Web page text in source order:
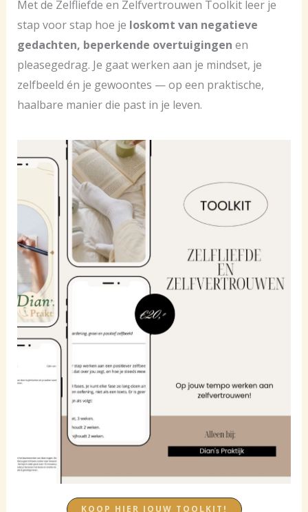
Met de Zelfliefde en Zelfvertrouwen Toolkit leer je
stap voor stap hoe je loskomt van negatieve
gedachten, beperkende overtuigingen en
pleasegedrag. Je gaat werken aan je mindset, je
zelfbeeld én je gewoontes — op een praktische,
haalbare manier die past in je leven.
KOOP HIER JOUW TOOLKIT!